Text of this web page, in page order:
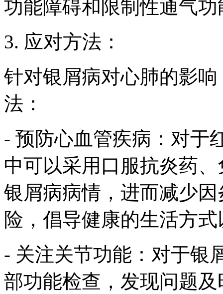
功能障碍和限制性通气
3. 应对方法：
针对银屑病对心肺的影
法：
- 预防心血管疾病：对于
中可以采用口服抗炎药
银屑病病情，进而减少
险，倡导健康的生活方
- 关注关节功能：对于银
部功能检查，发现问题